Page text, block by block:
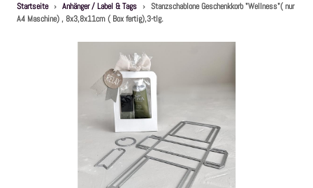
Startseite › Anhänger / Label & Tags › Stanzschablone Geschenkkorb "Wellness"( nur
A4 Maschine) , 8x3,8x11cm ( Box fertig),3-tlg.